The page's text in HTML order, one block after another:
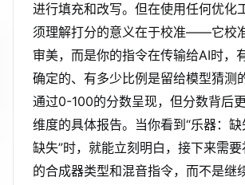
进行填充和改写。但在使用任何优化
须理解打分的意义在于校准——它校
审美，而是你的指令在传输给AI时，
确定的、有多少比例是留给模型猜测
通过0-100的分数呈现，但分数背后
维度的具体报告。当你看到“乐器：缺
缺失”时，就能立刻明白，接下来需
的合成器类型和混音指令，而不是继